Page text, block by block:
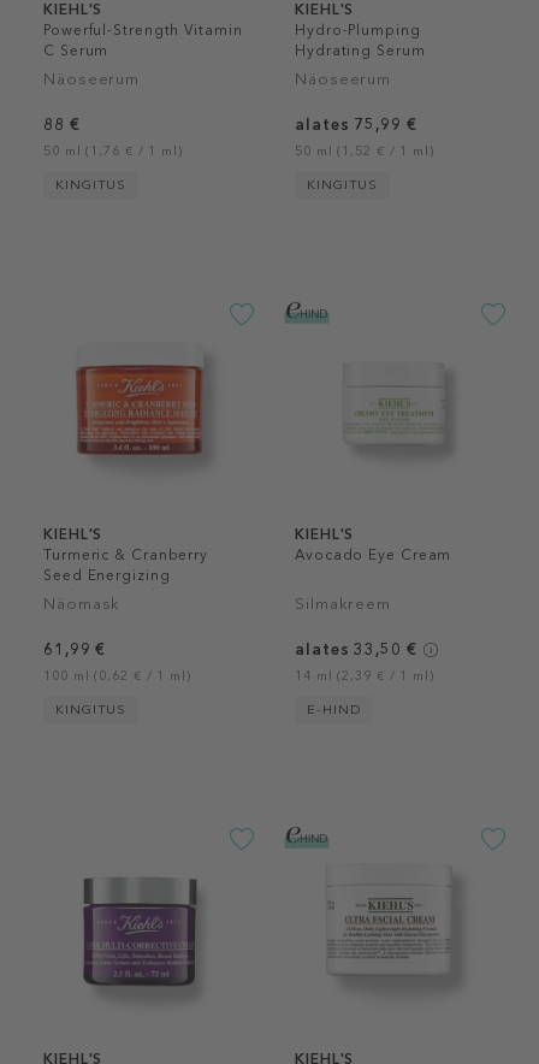
KIEHL'S
Powerful-Strength Vitamin
C Serum
Näoseerum
88 €
50 ml (1,76 € / 1 ml)
KINGITUS
KIEHL'S
Hydro-Plumping
Hydrating Serum
Näoseerum
alates 75,99 €
50 ml (1,52 € / 1 ml)
KINGITUS
KIEHL'S
Turmeric & Cranberry
Seed Energizing
Radiance Mask
Näomask
61,99 €
100 ml (0,62 € / 1 ml)
KINGITUS
KIEHL'S
Avocado Eye Cream
Silmakreem
alates 33,50 €
14 ml (2,39 € / 1 ml)
E-HIND
KIEHL'S KIEHL'S